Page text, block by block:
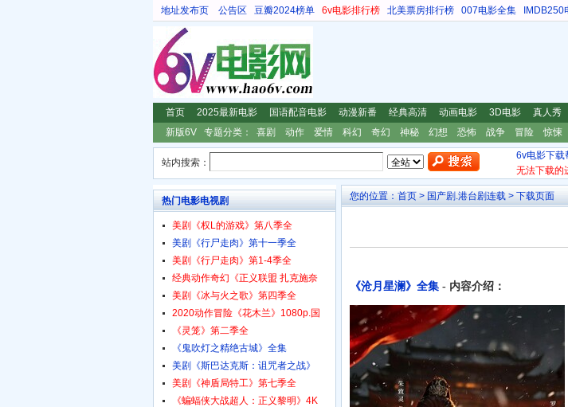
地址发布页 公告区 豆瓣2024榜单 6v电影排行榜 北美票房排行榜 007电影全集 IMDB250
首页 2025最新电影 国语配音电影 动漫新番 经典高清 动画电影 3D电影 真人秀
新版6V
专题分类： 喜剧 动作 爱情 科幻 奇幻 神秘 幻想 恐怖 战争 冒险 惊悚
站内搜索：
6v电影下载
无法下载的
您的位置： 首页 > 国产剧.港台剧连载 > 下载页面
《沧月星澜》全集 - 内容介绍：
热门电影电视剧
美剧《权L的游戏》第八季全
美剧《行尸走肉》第十一季全
美剧《行尸走肉》第1-4季全
经典动作奇幻《正义联盟 扎克施奈
美剧《冰与火之歌》第四季全
2020动作冒险《花木兰》1080p.国
《灵笼》第二季全
《鬼吹灯之精绝古城》全集
美剧《斯巴达克斯：诅咒者之战》
美剧《神盾局特工》第七季全
《蝙蝠侠大战超人：正义黎明》4K